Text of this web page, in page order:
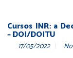
Cursos INR: a
– DOI/DOITU
17/05/2022